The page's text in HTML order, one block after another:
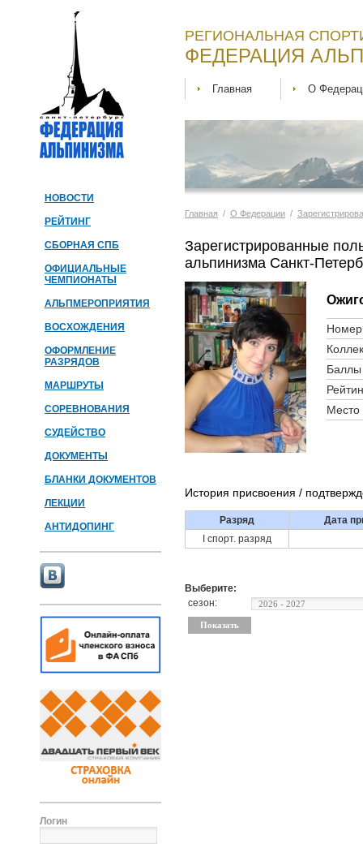
НОВОСТИ
РЕЙТИНГ
СБОРНАЯ СПБ
ОФИЦИАЛЬНЫЕ
ЧЕМПИОНАТЫ
АЛЬПМЕРОПРИЯТИЯ
ВОСХОЖДЕНИЯ
ОФОРМЛЕНИЕ
РАЗРЯДОВ
МАРШРУТЫ
СОРЕВНОВАНИЯ
СУДЕЙСТВО
ДОКУМЕНТЫ
БЛАНКИ ДОКУМЕНТОВ
ЛЕКЦИИ
АНТИДОПИНГ
Логин
РЕГИОНАЛЬНАЯ
ФЕДЕРАЦИЯ
Главная О
Главная / О Федерации /
Зарегистрированные
альпинизма Санкт-
Номер
Баллы
Место
История присвоения /
Разряд
Дата
I спорт. разряд
Выберите:
сезон: